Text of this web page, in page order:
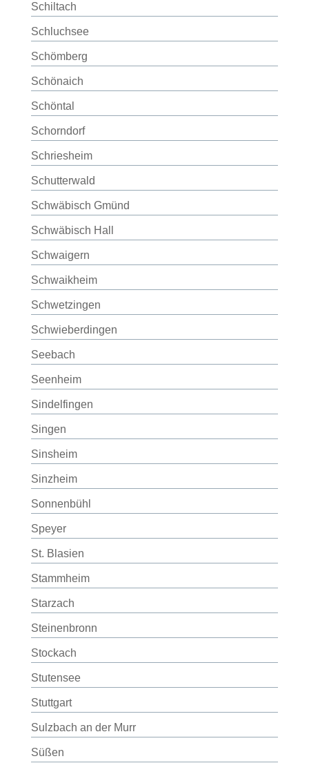
Schiltach
Schluchsee
Schömberg
Schönaich
Schöntal
Schorndorf
Schriesheim
Schutterwald
Schwäbisch Gmünd
Schwäbisch Hall
Schwaigern
Schwaikheim
Schwetzingen
Schwieberdingen
Seebach
Seenheim
Sindelfingen
Singen
Sinsheim
Sinzheim
Sonnenbühl
Speyer
St. Blasien
Stammheim
Starzach
Steinenbronn
Stockach
Stutensee
Stuttgart
Sulzbach an der Murr
Süßen